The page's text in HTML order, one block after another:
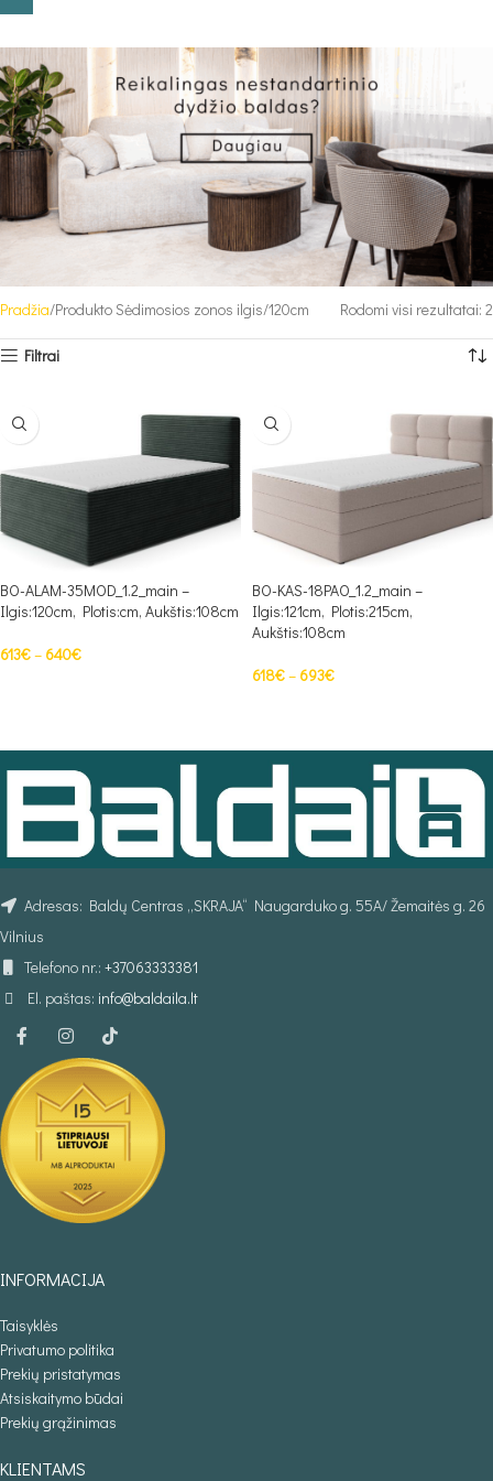
Pradžia Produkto Sėdimosios zonos ilgis 120cm Rodomi visi rezultatai: 2
Filtrai
BO-ALAM-35MOD_1.2_main –
Ilgis:120cm, Plotis:cm, Aukštis:108cm
613€– 640€
BO-KAS-18PAO_1.2_main –
Ilgis:121cm, Plotis:215cm,
Aukštis:108cm
618€– 693€
Adresas: Baldų Centras „SKRAJA“ Naugarduko g. 55A/ Žemaitės g. 26
Vilnius
Telefono nr.: +37063333381
El. paštas: info@baldaila.lt
INFORMACIJA
Taisyklės
Privatumo politika
Prekių pristatymas
Atsiskaitymo būdai
Prekių grąžinimas
KLIENTAMS